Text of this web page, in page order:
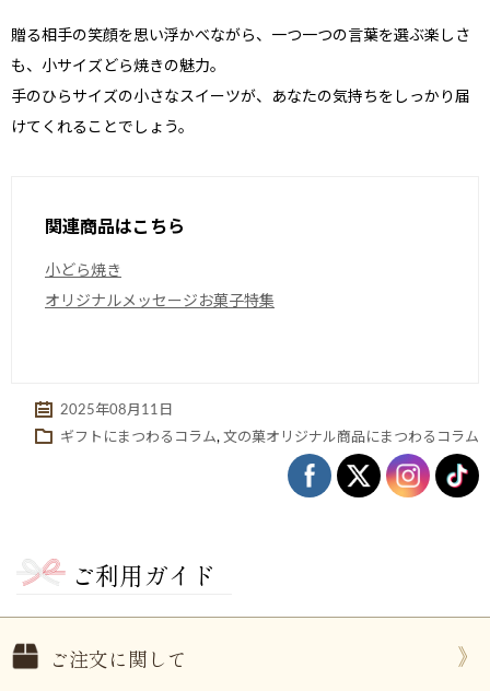
贈る相手の笑顔を思い浮かべながら、一つ一つの言葉を選ぶ楽しさ
も、小サイズどら焼きの魅力。
手のひらサイズの小さなスイーツが、あなたの気持ちをしっかり届
けてくれることでしょう。
関連商品はこちら
小どら焼き
オリジナルメッセージお菓子特集
2025年08月11日
ギフトにまつわるコラム, 文の菓オリジナル商品にまつわるコラム
ご利用ガイド
ご注文に関して